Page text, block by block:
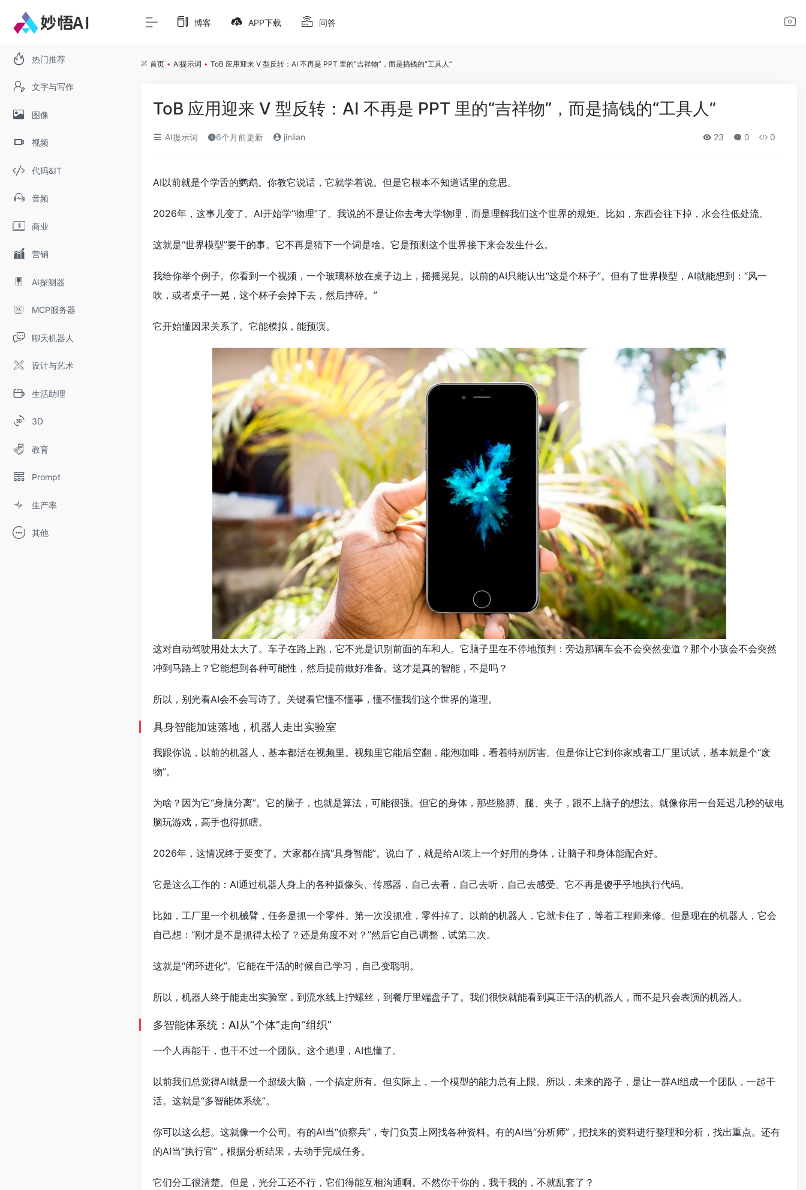
热门推荐
文字与写作
图像
视频
代码&IT
音频
商业
营销
AI探测器
MCP服务器
聊天机器人
设计与艺术
生活助理
3D
教育
Prompt
生产率
其他
博客 APP下载 问答
首页 • AI提示词 • ToB 应用迎来 V 型反转：AI 不再是 PPT 里的“吉祥物”，而是搞钱的“工具人”
ToB 应用迎来 V 型反转：AI 不再是 PPT 里的“吉祥物”，而是搞钱的“工具人”
AI提示词 6个月前更新 jinlian 23 0 0
AI以前就是个学舌的鹦鹉。你教它说话，它就学着说。但是它根本不知道话里的意思。
2026年，这事儿变了。AI开始学“物理”了。我说的不是让你去考大学物理，而是理解我们这个世界的规矩。比如，东西会往下掉，水会往低处流。
这就是“世界模型”要干的事。它不再是猜下一个词是啥。它是预测这个世界接下来会发生什么。
我给你举个例子。你看到一个视频，一个玻璃杯放在桌子边上，摇摇晃晃。以前的AI只能认出“这是个杯子”。但有了世界模型，AI就能想到：“风一
吹，或者桌子一晃，这个杯子会掉下去，然后摔碎。”
它开始懂因果关系了。它能模拟，能预演。
这对自动驾驶用处太大了。车子在路上跑，它不光是识别前面的车和人。它脑子里在不停地预判：旁边那辆车会不会突然变道？那个小孩会不会突然
冲到马路上？它能想到各种可能性，然后提前做好准备。这才是真的智能，不是吗？
所以，别光看AI会不会写诗了。关键看它懂不懂事，懂不懂我们这个世界的道理。
具身智能加速落地，机器人走出实验室
我跟你说，以前的机器人，基本都活在视频里。视频里它能后空翻，能泡咖啡，看着特别厉害。但是你让它到你家或者工厂里试试，基本就是个“废
物”。
为啥？因为它“身脑分离”。它的脑子，也就是算法，可能很强。但它的身体，那些胳膊、腿、夹子，跟不上脑子的想法。就像你用一台延迟几秒的破电
脑玩游戏，高手也得抓瞎。
2026年，这情况终于要变了。大家都在搞“具身智能”。说白了，就是给AI装上一个好用的身体，让脑子和身体能配合好。
它是这么工作的：AI通过机器人身上的各种摄像头、传感器，自己去看，自己去听，自己去感受。它不再是傻乎乎地执行代码。
比如，工厂里一个机械臂，任务是抓一个零件。第一次没抓准，零件掉了。以前的机器人，它就卡住了，等着工程师来修。但是现在的机器人，它会
自己想：“刚才是不是抓得太松了？还是角度不对？”然后它自己调整，试第二次。
这就是“闭环进化”。它能在干活的时候自己学习，自己变聪明。
所以，机器人终于能走出实验室，到流水线上拧螺丝，到餐厅里端盘子了。我们很快就能看到真正干活的机器人，而不是只会表演的机器人。
多智能体系统：AI从“个体”走向“组织”
一个人再能干，也干不过一个团队。这个道理，AI也懂了。
以前我们总觉得AI就是一个超级大脑，一个搞定所有。但实际上，一个模型的能力总有上限。所以，未来的路子，是让一群AI组成一个团队，一起干
活。这就是“多智能体系统”。
你可以这么想。这就像一个公司。有的AI当“侦察兵”，专门负责上网找各种资料。有的AI当“分析师”，把找来的资料进行整理和分析，找出重点。还有
的AI当“执行官”，根据分析结果，去动手完成任务。
它们分工很清楚。但是，光分工还不行，它们得能互相沟通啊。不然你干你的，我干我的，不就乱套了？